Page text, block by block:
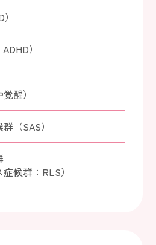
）
醒）
（SAS）
候群：RLS）